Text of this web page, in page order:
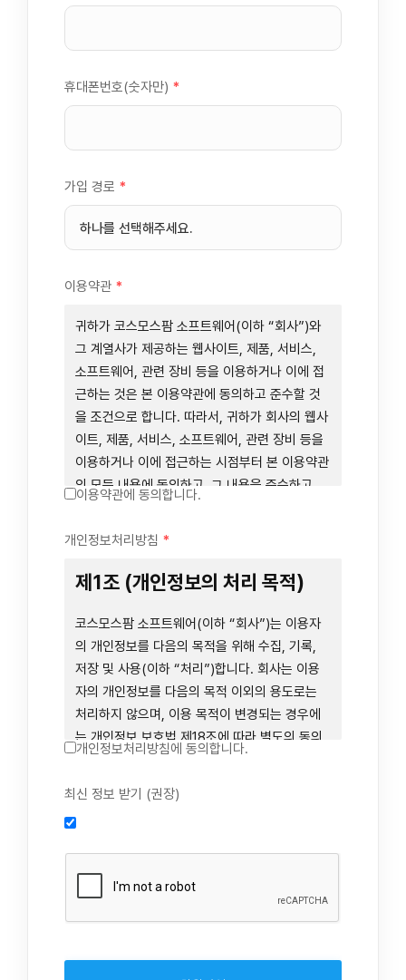
휴대폰번호(숫자만) *
가입 경로 *
이용약관 *
귀하가 코스모스팜 소프트웨어(이하 “회사”)와
그 계열사가 제공하는 웹사이트, 제품, 서비스,
소프트웨어, 관련 장비 등을 이용하거나 이에 접
근하는 것은 본 이용약관에 동의하고 준수할 것
을 조건으로 합니다. 따라서, 귀하가 회사의 웹사
이트, 제품, 서비스, 소프트웨어, 관련 장비 등을
이용하거나 이에 접근하는 시점부터 본 이용약관
의 모든 내용에 동의하고, 그 내용을 준수하고,
귀하가 본 이용약관에 동의하지 않을 경우에는
련 장비 등을 이용하거나 이에 접근하는 행위를
즉시 중단하여야 합니다. 그러므로, 서비스 사용
전에 본 이용약관의 내용을 주의 깊게 읽으시기
바랍니다.
제1장 총칙
제1조 (목적)
웹사이트, 관련 소프트웨어 및 장비 등을 통하여
제공하는 "사이드톡" 서비스와 관련하여 회사와
사항을 규정함을 목적으로 합니다.
이용약관에 동의합니다.
개인정보처리방침 *
제1조 (개인정보의 처리 목적)
코스모스팜 소프트웨어(이하 “회사”)는 이용자
의 개인정보를 다음의 목적을 위해 수집, 기록,
저장 및 사용(이하 “처리”)합니다. 회사는 이용
자의 개인정보를 다음의 목적 이외의 용도로는
처리하지 않으며, 이용 목적이 변경되는 경우에
는 개인정보 보호법 제18조에 따라 별도의 동의
를 받는 등 법령상 필요한 조치를 이행합니다.
인 동의 진행, 이용자 및 법정대리인의 본인 확
인, 이용자 식별, 회원탈퇴 의사의 확인
2. 약관 위반 행위 등을 포함하여 서비스의 원활
한 운영에 지장을 주는 행위에 대한 방지 및 제
재, 계정도용 방지, 약관 개정 등의 고지사항 전
달, 분쟁조정을 위한 기록 보존, 민원처리 등 이
3. 서비스 이용기록과 접속 빈도 분석, 서비스 이
개인정보처리방침에 동의합니다.
최신 정보 받기 (권장)